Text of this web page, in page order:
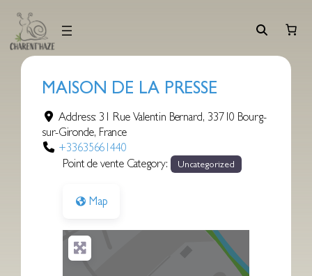
contenu
MAISON DE LA PRESSE
Address: 31 Rue Valentin Bernard, 33710 Bourg-
sur-Gironde, France
+33635661440
Point de vente Category:
Uncategorized
Map